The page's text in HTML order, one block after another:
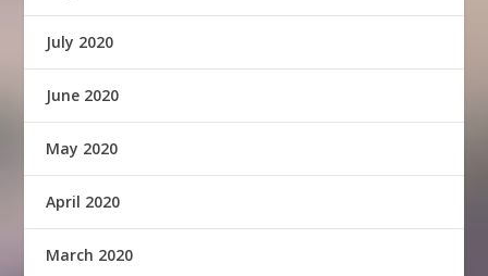
July 2020
June 2020
May 2020
April 2020
March 2020